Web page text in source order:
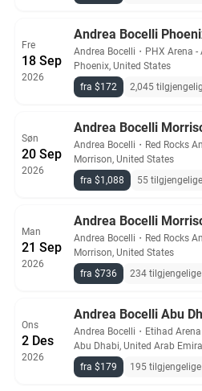
Fre
18 Sep
2026
Andrea Bocelli
Andrea Bocelli ・ PHX Arena -
Phoenix, United States
fra $172
2,045
Søn
20 Sep
2026
Andrea Bocelli
Andrea Bocelli ・ Red Rocks
Morrison, United States
fra $1,088
55
Man
21 Sep
2026
Andrea Bocelli
Andrea Bocelli ・ Red Rocks
Morrison, United States
fra $736
234
Ons
2 Des
2026
Andrea Bocelli Abu
Andrea Bocelli ・ Etihad Arena
Abu Dhabi, United Arab
fra $179
195